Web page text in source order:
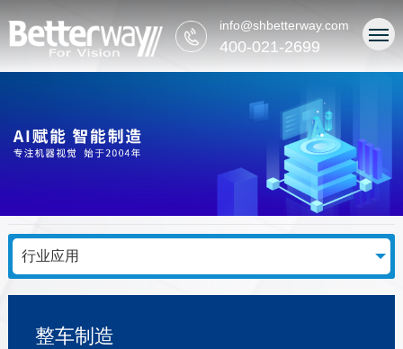
info@shbetterway.com
400-021-2699
行业应用
整车制造